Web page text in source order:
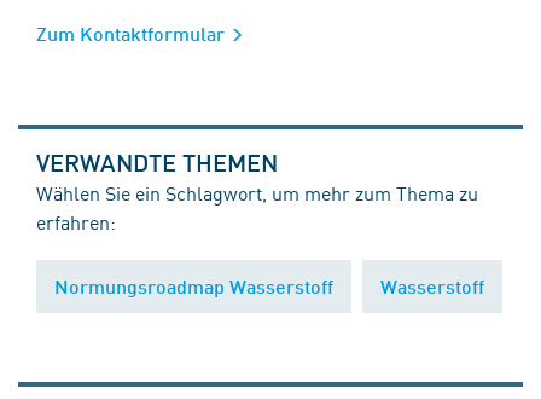
Zum Kontaktformular
VERWANDTE THEMEN
Wählen Sie ein Schlagwort, um mehr zum Thema zu
erfahren:
Normungsroadmap Wasserstoff Wasserstoff